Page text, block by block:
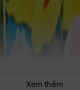
Xem thêm